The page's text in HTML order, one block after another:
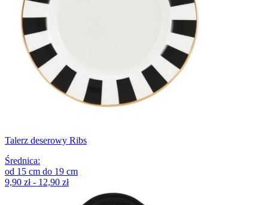
Talerz deserowy Ribs
Średnica:
od 15 cm do 19 cm
9,90 zł - 12,90 zł